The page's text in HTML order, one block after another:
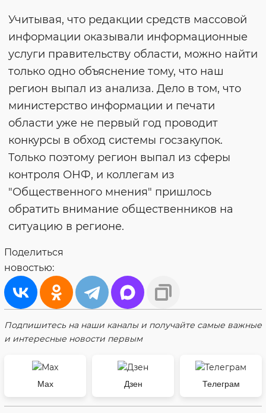
Учитывая, что редакции средств массовой
информации оказывали информационные
услуги правительству области, можно найти
только одно объяснение тому, что наш
регион выпал из анализа. Дело в том, что
министерство информации и печати
области уже не первый год проводит
конкурсы в обход системы госзакупок.
Только поэтому регион выпал из сферы
контроля ОНФ, и коллегам из
"Общественного мнения" пришлось
обратить внимание общественников на
ситуацию в регионе.
Поделиться
новостью:
Подпишитесь на наши каналы и получайте самые важные
и интересные новости первым
Max Дзен Телеграм